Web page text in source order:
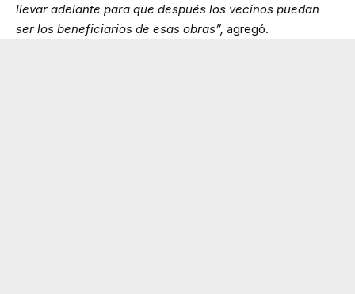
llevar adelante para que después los vecinos puedan
ser los beneficiarios de esas obras”, agregó.